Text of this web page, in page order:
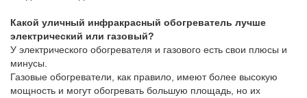
Какой уличный инфракрасный обогреватель лучше
электрический или газовый?
У электрического обогревателя и газового есть свои плюсы и
минусы.
Газовые обогреватели, как правило, имеют более высокую
мощность и могут обогревать большую площадь, но их